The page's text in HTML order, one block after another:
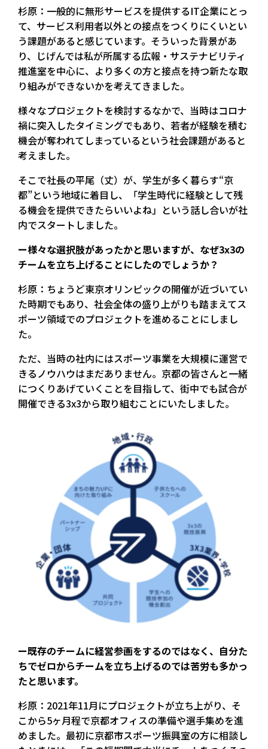
杉原：一般的に無形サービスを提供するIT企業にとっ
て、サービス利用者以外との接点をつくりにくいとい
う課題があると感じています。そういった背景があ
り、じげんでは私が所属する広報・サステナビリティ
推進室を中心に、より多くの方と接点を持つ新たな取
り組みができないかを考えてきました。
様々なプロジェクトを検討するなかで、当時はコロナ
禍に突入したタイミングでもあり、若者が経験を積む
機会が奪われてしまっているという社会課題があると
考えました。
そこで社長の平尾（丈）が、学生が多く暮らす“京
都”という地域に着目し、「学生時代に経験として残
る機会を提供できたらいいよね」という話し合いが社
内でスタートしました。
ー様々な選択肢があったかと思いますが、なぜ3x3の
チームを立ち上げることにしたのでしょうか？
杉原：ちょうど東京オリンピックの開催が近づいてい
た時期でもあり、社会全体の盛り上がりも踏まえてス
ポーツ領域でのプロジェクトを進めることにしまし
た。
ただ、当時の社内にはスポーツ事業を大規模に運営で
きるノウハウはまだありません。京都の皆さんと一緒
につくりあげていくことを目指して、街中でも試合が
開催できる3x3から取り組むことにいたしました。
ー既存のチームに経営参画をするのではなく、自分た
ちでゼロからチームを立ち上げるのでは苦労も多かっ
たと思います。
杉原：2021年11月にプロジェクトが立ち上がり、そ
こから5ヶ月程で京都オフィスの準備や選手集めを進
めました。最初に京都市スポーツ振興室の方に相談し